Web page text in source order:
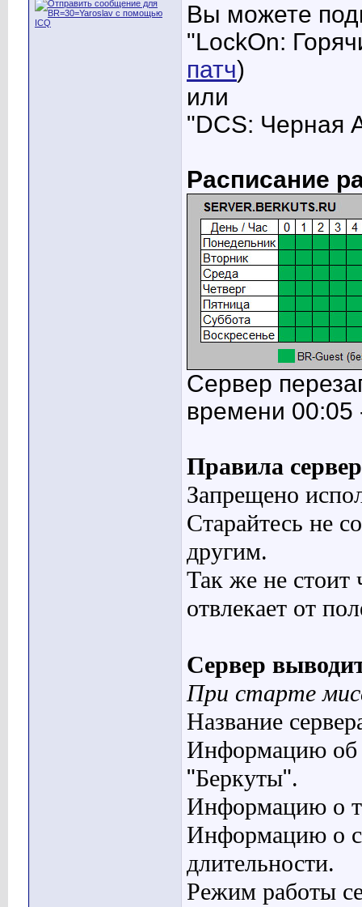
Вы можете
"LockOn:
патч)
или
"DCS: Черная
Расписание
Сервер
времени 00:05
Правила
Запрещено
Старайтесь не
другим.
Так же не стоит
отвлекает от
Сервер
При старте
Название
Информацию об
"Беркуты".
Информацию о
Информацию о
длительности.
Режим работы